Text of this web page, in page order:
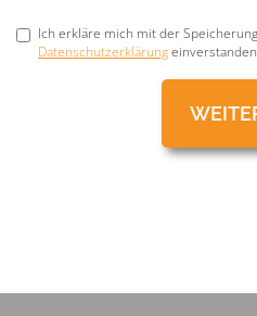
Ich erkläre mich mit der
Datenschutzerklärung